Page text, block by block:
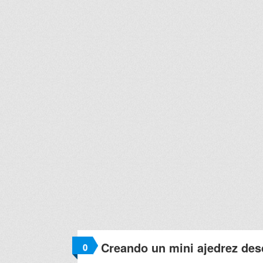
0 Creando un mini ajedrez